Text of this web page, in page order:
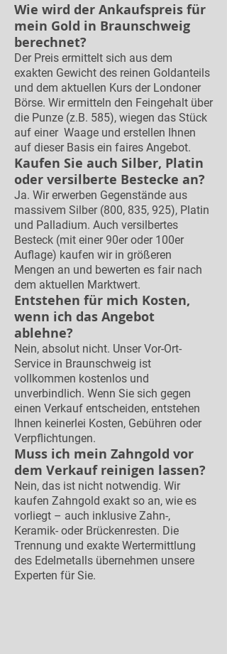
Wie wird der Ankaufspreis für
mein Gold in Braunschweig
berechnet?
Der Preis ermittelt sich aus dem
exakten Gewicht des reinen Goldanteils
und dem aktuellen Kurs der Londoner
Börse. Wir ermitteln den Feingehalt über
die Punze (z.B. 585), wiegen das Stück
auf einer Waage und erstellen Ihnen
auf dieser Basis ein faires Angebot.
Kaufen Sie auch Silber, Platin
oder versilberte Bestecke an?
Ja. Wir erwerben Gegenstände aus
massivem Silber (800, 835, 925), Platin
und Palladium. Auch versilbertes
Besteck (mit einer 90er oder 100er
Auflage) kaufen wir in größeren
Mengen an und bewerten es fair nach
dem aktuellen Marktwert.
Entstehen für mich Kosten,
wenn ich das Angebot
ablehne?
Nein, absolut nicht. Unser Vor-Ort-
Service in Braunschweig ist
vollkommen kostenlos und
unverbindlich. Wenn Sie sich gegen
einen Verkauf entscheiden, entstehen
Ihnen keinerlei Kosten, Gebühren oder
Verpflichtungen.
Muss ich mein Zahngold vor
dem Verkauf reinigen lassen?
Nein, das ist nicht notwendig. Wir
kaufen Zahngold exakt so an, wie es
vorliegt – auch inklusive Zahn-,
Keramik- oder Brückenresten. Die
Trennung und exakte Wertermittlung
des Edelmetalls übernehmen unsere
Experten für Sie.